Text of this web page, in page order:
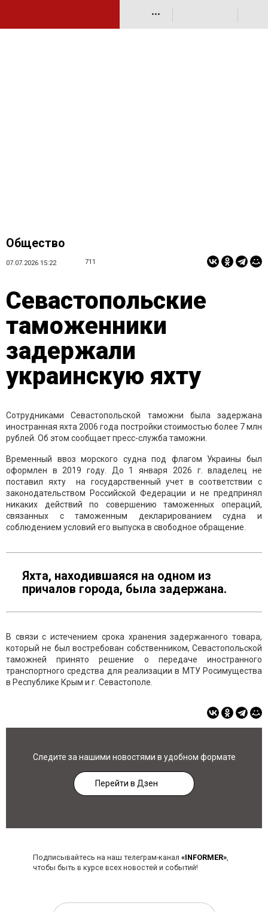
•••
Общество
07.07.2026 15:22 711
Севастопольские
таможенники
задержали
украинскую яхту
Сотрудниками Севастопольской таможни была задержана
иностранная яхта 2006 года постройки стоимостью более 7 млн
рублей. Об этом сообщает пресс-служба таможни.
Временный ввоз морского судна под флагом Украины был
оформлен в 2019 году. До 1 января 2026 г. владелец не
поставил яхту на государственный учет в соответствии с
законодательством Российской Федерации и не предпринял
никаких действий по совершению таможенных операций,
связанных с таможенным декларированием судна и
соблюдением условий его выпуска в свободное обращение.
Яхта, находившаяся на одном из
причалов города, была задержана.
В связи с истечением срока хранения задержанного товара,
который не был востребован собственником, Севастопольской
таможней принято решение о передаче иностранного
транспортного средства для реализации в МТУ Росимущества
в Республике Крым и г. Севастополе.
Следите за нашими новостями в удобном формате
Перейти в Дзен
Подписывайтесь на наш телеграм-канал «INFORMER»,
чтобы быть в курсе всех новостей и событий!